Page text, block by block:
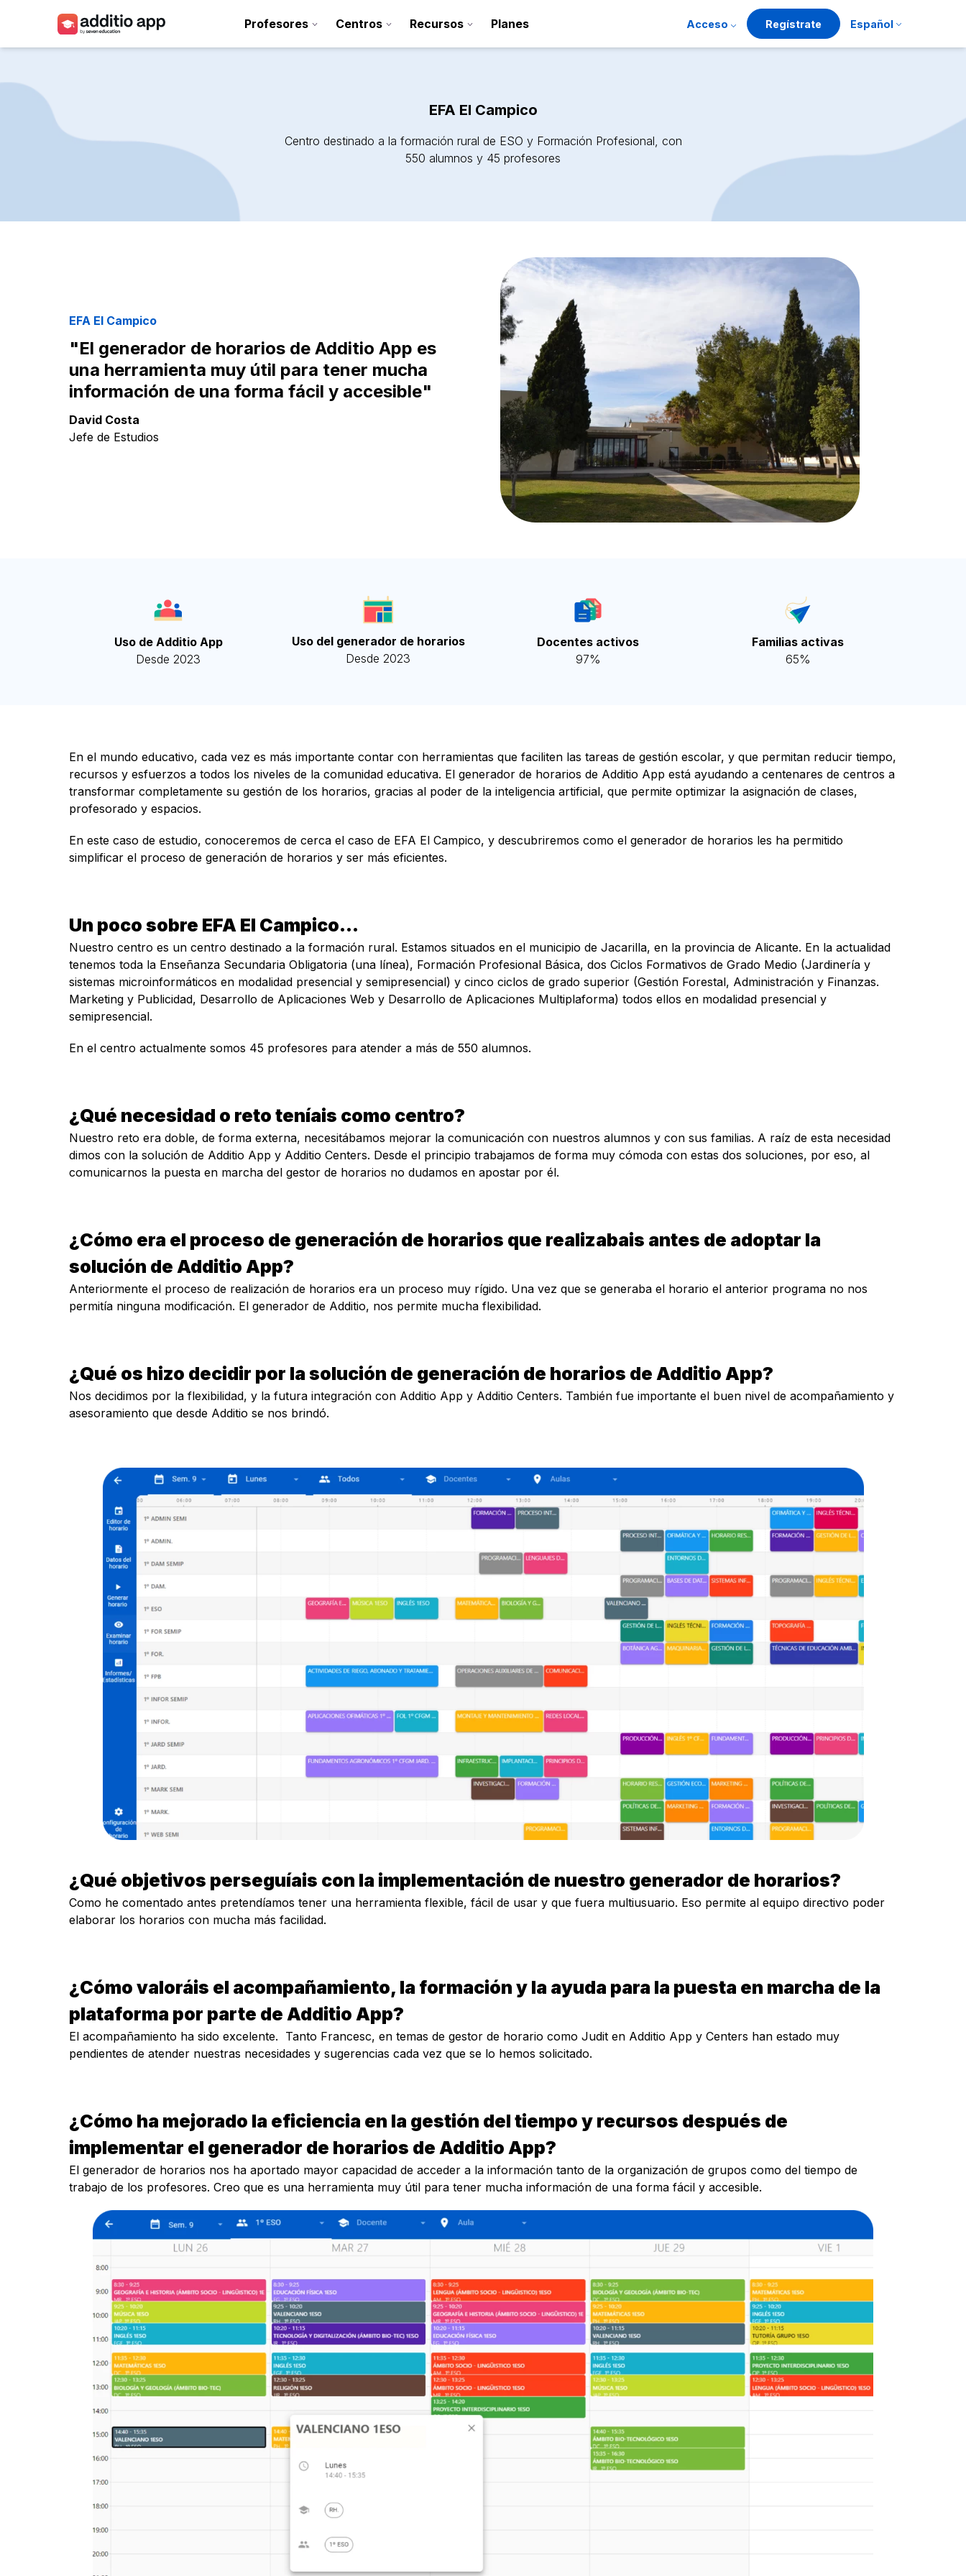
Profesores Centros Recursos Planes Acceso Regístrate Español
Centros
Recursos
Contacto
Español
EFA El Campico
Centro destinado a la formación rural de ESO y Formación Profesional, con
550 alumnos y 45 profesores
EFA El Campico
"El generador de horarios de Additio App es
una herramienta muy útil para tener mucha
información de una forma fácil y accesible"
David Costa
Jefe de Estudios
Uso de Additio App
Desde 2023
Uso del generador de horarios
Desde 2023
Docentes activos
97%
Familias activas
65%
En el mundo educativo, cada vez es más importante contar con herramientas que faciliten las tareas de gestión escolar, y que permitan reducir tiempo,
recursos y esfuerzos a todos los niveles de la comunidad educativa. El generador de horarios de Additio App está ayudando a centenares de centros a
transformar completamente su gestión de los horarios, gracias al poder de la inteligencia artificial, que permite optimizar la asignación de clases,
profesorado y espacios.
En este caso de estudio, conoceremos de cerca el caso de EFA El Campico, y descubriremos como el generador de horarios les ha permitido
simplificar el proceso de generación de horarios y ser más eficientes.
Un poco sobre EFA El Campico…
Nuestro centro es un centro destinado a la formación rural. Estamos situados en el municipio de Jacarilla, en la provincia de Alicante. En la actualidad
tenemos toda la Enseñanza Secundaria Obligatoria (una línea), Formación Profesional Básica, dos Ciclos Formativos de Grado Medio (Jardinería y
sistemas microinformáticos en modalidad presencial y semipresencial) y cinco ciclos de grado superior (Gestión Forestal, Administración y Finanzas.
Marketing y Publicidad, Desarrollo de Aplicaciones Web y Desarrollo de Aplicaciones Multiplaforma) todos ellos en modalidad presencial y
semipresencial.
En el centro actualmente somos 45 profesores para atender a más de 550 alumnos.
¿Qué necesidad o reto teníais como centro?
Nuestro reto era doble, de forma externa, necesitábamos mejorar la comunicación con nuestros alumnos y con sus familias. A raíz de esta necesidad
dimos con la solución de Additio App y Additio Centers. Desde el principio trabajamos de forma muy cómoda con estas dos soluciones, por eso, al
comunicarnos la puesta en marcha del gestor de horarios no dudamos en apostar por él.
¿Cómo era el proceso de generación de horarios que realizabais antes de adoptar la
solución de Additio App?
Anteriormente el proceso de realización de horarios era un proceso muy rígido. Una vez que se generaba el horario el anterior programa no nos
permitía ninguna modificación. El generador de Additio, nos permite mucha flexibilidad.
¿Qué os hizo decidir por la solución de generación de horarios de Additio App?
Nos decidimos por la flexibilidad, y la futura integración con Additio App y Additio Centers. También fue importante el buen nivel de acompañamiento y
asesoramiento que desde Additio se nos brindó.
¿Qué objetivos perseguíais con la implementación de nuestro generador de horarios?
Como he comentado antes pretendíamos tener una herramienta flexible, fácil de usar y que fuera multiusuario. Eso permite al equipo directivo poder
elaborar los horarios con mucha más facilidad.
¿Cómo valoráis el acompañamiento, la formación y la ayuda para la puesta en marcha de la
plataforma por parte de Additio App?
El acompañamiento ha sido excelente. Tanto Francesc, en temas de gestor de horario como Judit en Additio App y Centers han estado muy
pendientes de atender nuestras necesidades y sugerencias cada vez que se lo hemos solicitado.
¿Cómo ha mejorado la eficiencia en la gestión del tiempo y recursos después de
implementar el generador de horarios de Additio App?
El generador de horarios nos ha aportado mayor capacidad de acceder a la información tanto de la organización de grupos como del tiempo de
trabajo de los profesores. Creo que es una herramienta muy útil para tener mucha información de una forma fácil y accesible.